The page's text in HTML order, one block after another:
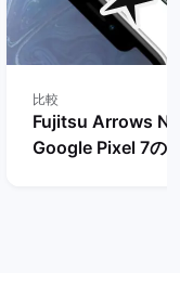
比較
Fujitsu Arrows N
Google Pixel 7の